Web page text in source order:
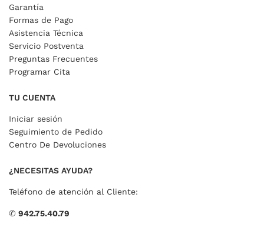
Garantía
Formas de Pago
Asistencia Técnica
Servicio Postventa
Preguntas Frecuentes
Programar Cita
TU CUENTA
Iniciar sesión
Seguimiento de Pedido
Centro De Devoluciones
¿NECESITAS AYUDA?
Teléfono de atención al Cliente:
✆ 942.75.40.79